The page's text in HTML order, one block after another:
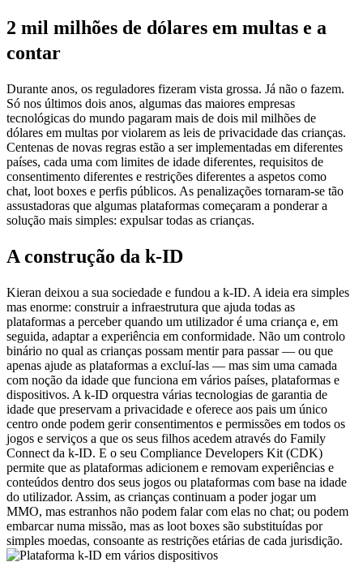
2 mil milhões de dólares em multas e a
contar
Durante anos, os reguladores fizeram vista grossa. Já não o fazem.
Só nos últimos dois anos, algumas das maiores empresas
tecnológicas do mundo pagaram mais de dois mil milhões de
dólares em multas por violarem as leis de privacidade das crianças.
Centenas de novas regras estão a ser implementadas em diferentes
países, cada uma com limites de idade diferentes, requisitos de
consentimento diferentes e restrições diferentes a aspetos como
chat, loot boxes e perfis públicos. As penalizações tornaram-se tão
assustadoras que algumas plataformas começaram a ponderar a
solução mais simples: expulsar todas as crianças.
A construção da k-ID
Kieran deixou a sua sociedade e fundou a k-ID. A ideia era simples
mas enorme: construir a infraestrutura que ajuda todas as
plataformas a perceber quando um utilizador é uma criança e, em
seguida, adaptar a experiência em conformidade. Não um controlo
binário no qual as crianças possam mentir para passar — ou que
apenas ajude as plataformas a excluí-las — mas sim uma camada
com noção da idade que funciona em vários países, plataformas e
dispositivos. A k-ID orquestra várias tecnologias de garantia de
idade que preservam a privacidade e oferece aos pais um único
centro onde podem gerir consentimentos e permissões em todos os
jogos e serviços a que os seus filhos acedem através do Family
Connect da k-ID. E o seu Compliance Developers Kit (CDK)
permite que as plataformas adicionem e removam experiências e
conteúdos dentro dos seus jogos ou plataformas com base na idade
do utilizador. Assim, as crianças continuam a poder jogar um
MMO, mas estranhos não podem falar com elas no chat; ou podem
embarcar numa missão, mas as loot boxes são substituídas por
simples moedas, consoante as restrições etárias de cada jurisdição.